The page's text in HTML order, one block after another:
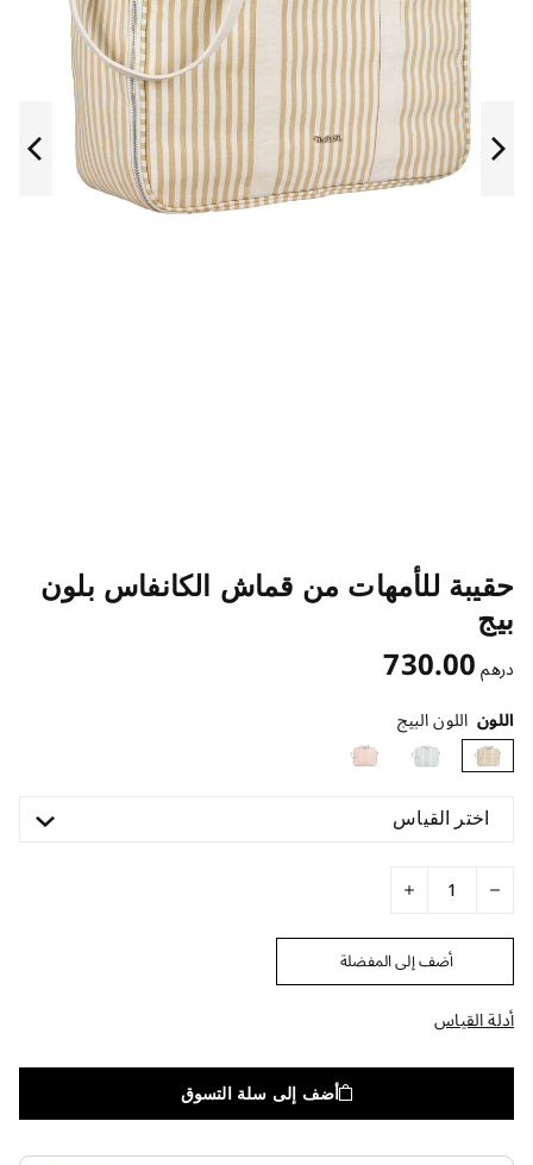
حقيبة للأمهات من قماش الكانفاس بلون
بيج
درهم730.00
اللون اللون البيج
اختر القياس
أضف إلى المفضلة
أدلة القياس
أضف إلى سلة التسوق